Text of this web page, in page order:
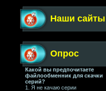
Наши сайты
Опрос
Какой вы предпочитаете
файлообменник для скачки
серий?
1. Я не качаю серии